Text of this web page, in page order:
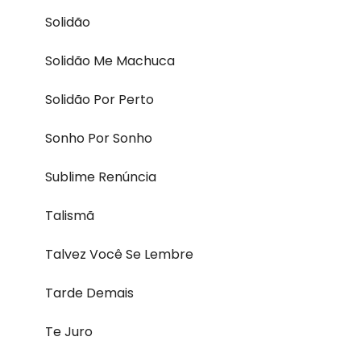
Solidão
Solidão Me Machuca
Solidão Por Perto
Sonho Por Sonho
Sublime Renúncia
Talismã
Talvez Você Se Lembre
Tarde Demais
Te Juro